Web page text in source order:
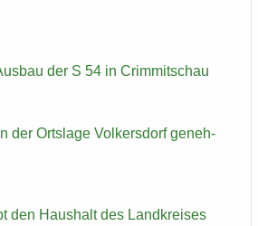
der S 54 in Crim­mit­schau
der Orts­la­ge Vol­kers­dorf ge­neh­
den Haus­halt des Land­krei­ses